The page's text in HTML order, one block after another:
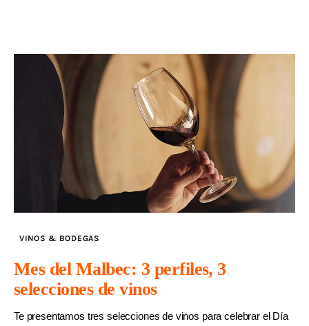
VINOS & BODEGAS
Mes del Malbec: 3 perfiles, 3
selecciones de vinos
Te presentamos tres selecciones de vinos para celebrar el Día